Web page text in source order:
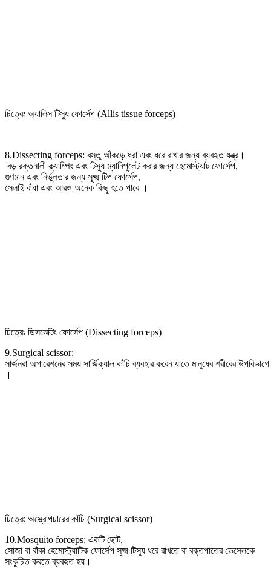
চিত্রেঃ অ্যালিস টিস্যু ফোর্সেপ (Allis tissue forceps)
8.Dissecting forceps: বস্তু আঁকড়ে ধরা এবং ধরে রাখার জন্য ব্যবহৃত যন্ত্র।
বড় রক্তনালী ক্ল্যাম্পিং এবং টিস্যু ম্যানিপুলেট করার জন্য হেমোস্ট্যাট ফোর্সেপ,
গুণমান এবং নির্ভুলতার জন্য সূক্ষ্ম টিপ ফোর্সেপ,
সেলাই বাঁধা এবং আরও অনেক কিছু হতে পারে ।
চিত্রেঃ ডিসসেক্টিং ফোর্সেপ (Dissecting forceps)
9.Surgical scissor:
সার্জনরা অপারেশনের সময় সার্জিক্যাল কাঁচি ব্যবহার করেন যাতে মানুষের শরীরের
।
চিত্রেঃ অস্ত্রোপচারের কাঁচি (Surgical scissor)
10.Mosquito forceps: একটি ছোট,
সোজা বা বাঁকা হেমোস্ট্যাটিক ফোর্সেপ সূক্ষ্ম টিস্যু ধরে রাখতে বা রক্তপাতের ভেসেলকে
সংকুচিত করতে ব্যবহৃত হয়।